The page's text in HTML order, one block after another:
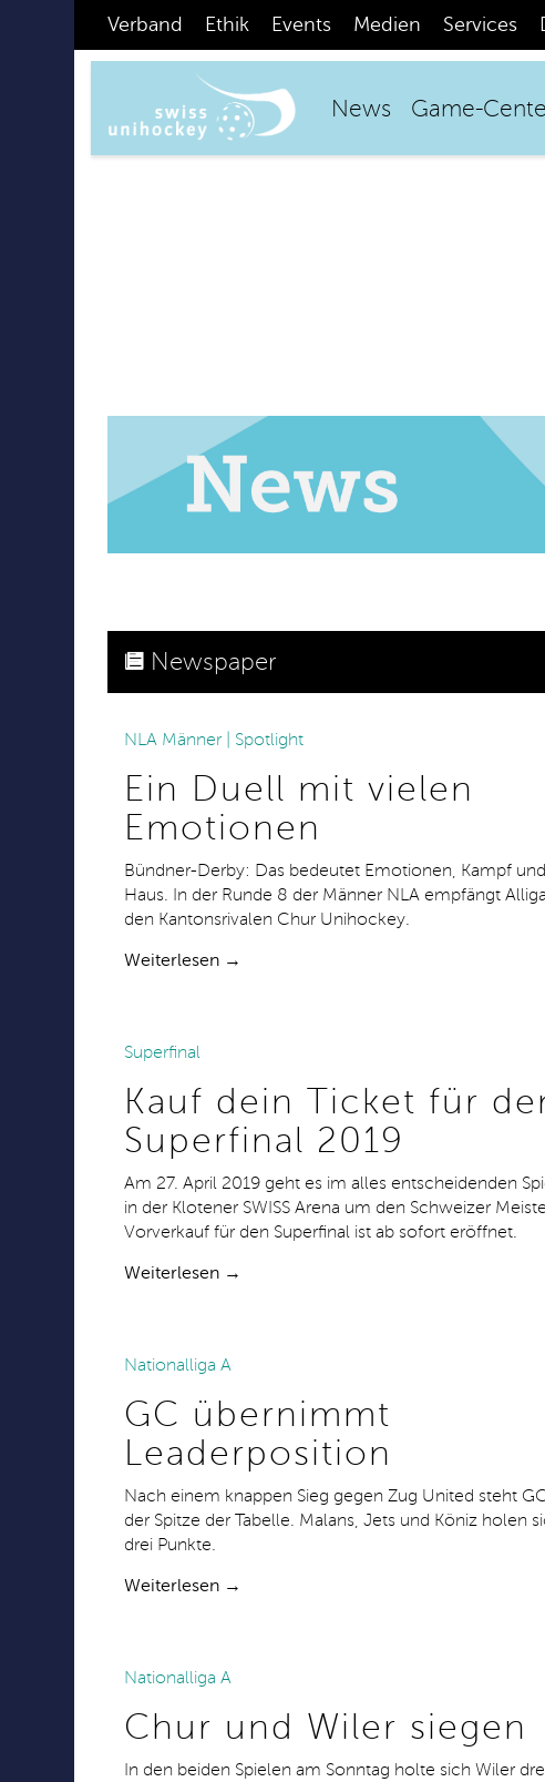
Verband Ethik Events Medien Services
News Game-
Newspaper
25.10.2018
NLA Männer | Spotlight
Ein Duell mit vielen
Emotionen
Bündner-Derby: Das bedeutet Emotionen, Kampf
Haus. In der Runde 8 der Männer NLA empfängt
den Kantonsrivalen Chur Unihockey.
Weiterlesen →
24.10.2018
Superfinal
Kauf dein Ticket für
Superfinal 2019
Am 27. April 2019 geht es im alles entscheidenden
in der Klotener SWISS Arena um den Schweizer
Vorverkauf für den Superfinal ist ab sofort eröffnet.
Weiterlesen →
10.10.2018
Nationalliga A
GC übernimmt
Leaderposition
Nach einem knappen Sieg gegen Zug United steht
der Spitze der Tabelle. Malans, Jets und Köniz holen
drei Punkte.
Weiterlesen →
07.10.2018
Nationalliga A
Chur und Wiler siegen
In den beiden Spielen am Sonntag holte sich Wiler